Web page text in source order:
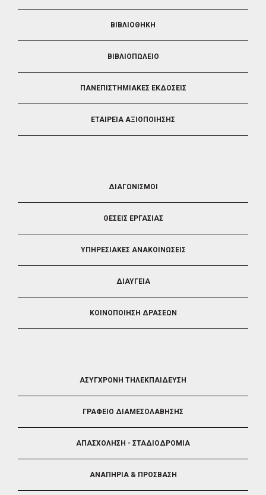
ΒΙΒΛΙΟΘΗΚΗ
ΒΙΒΛΙΟΠΩΛΕΙΟ
ΠΑΝΕΠΙΣΤΗΜΙΑΚΕΣ ΕΚΔΟΣΕΙΣ
ΕΤΑΙΡΕΙΑ ΑΞΙΟΠΟΙΗΣΗΣ
ΔΙΑΓΩΝΙΣΜΟΙ
ΘΕΣΕΙΣ ΕΡΓΑΣΙΑΣ
ΥΠΗΡΕΣΙΑΚΕΣ ΑΝΑΚΟΙΝΩΣΕΙΣ
ΔΙΑΥΓΕΙΑ
ΚΟΙΝΟΠΟΙΗΣΗ ΔΡΑΣΕΩΝ
ΑΣΥΓΧΡΟΝΗ ΤΗΛΕΚΠΑΙΔΕΥΣΗ
ΓΡΑΦΕΙΟ ΔΙΑΜΕΣΟΛΑΒΗΣΗΣ
ΑΠΑΣΧΟΛΗΣΗ - ΣΤΑΔΙΟΔΡΟΜΙΑ
ΑΝΑΠΗΡΙΑ & ΠΡΟΣΒΑΣΗ